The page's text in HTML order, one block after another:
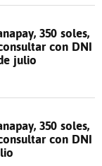
350 soles,
con DNI
julio
350 soles,
con DNI